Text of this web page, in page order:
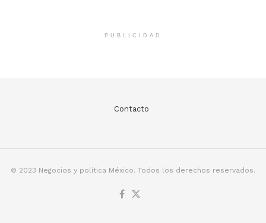
PUBLICIDAD
Contacto
© 2023 Negocios y política México. Todos los derechos reservados.